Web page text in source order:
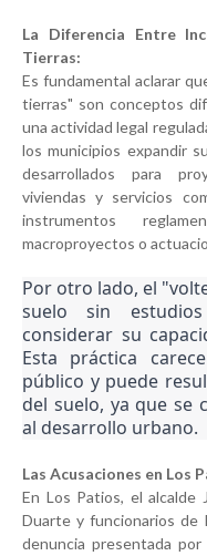
La Diferencia Entre
Tierras:
Es fundamental aclarar
tierras" son conceptos
una actividad legal
los municipios expandir
desarrollados para
viviendas y servicios
instrumentos
macroproyectos o
Por otro lado, el
suelo sin
considerar su
Esta práctica
público y puede
del suelo, ya que se
al desarrollo urbano.
Las Acusaciones en Los
En Los Patios, el alcalde
Duarte y funcionarios de
denuncia presentada